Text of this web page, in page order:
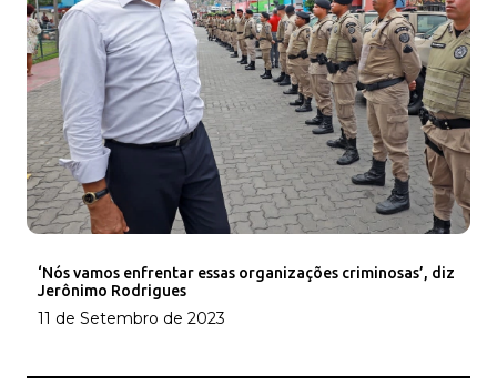
‘Nós vamos enfrentar essas organizações criminosas’, diz
Jerônimo Rodrigues
11 de Setembro de 2023